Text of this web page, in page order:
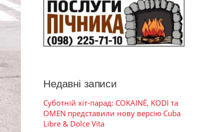
Недавні записи
Суботній хіт-парад: COKAINÉ, KODI та
OMEN представили нову версію Cuba
Libre & Dolce Vita